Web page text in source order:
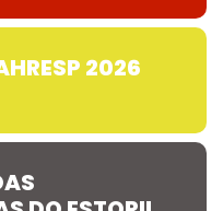
2026